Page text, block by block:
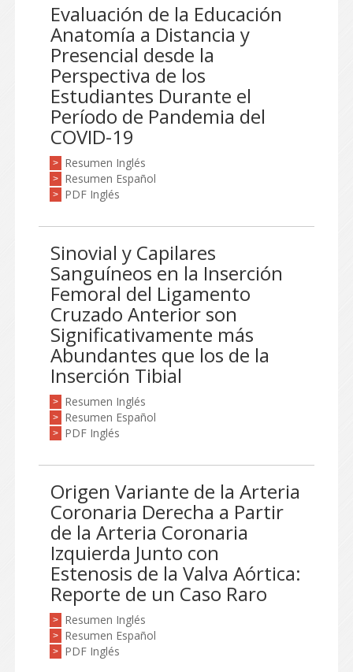
Evaluación de la Educación
Anatomía a Distancia y
Presencial desde la
Perspectiva de los
Estudiantes Durante el
Período de Pandemia del
COVID-19
> Resumen Inglés
> Resumen Español
> PDF Inglés
Sinovial y Capilares
Sanguíneos en la Inserción
Femoral del Ligamento
Cruzado Anterior son
Significativamente más
Abundantes que los de la
Inserción Tibial
> Resumen Inglés
> Resumen Español
> PDF Inglés
Origen Variante de la Arteria
Coronaria Derecha a Partir
de la Arteria Coronaria
Izquierda Junto con
Estenosis de la Valva Aórtica:
Reporte de un Caso Raro
> Resumen Inglés
> Resumen Español
> PDF Inglés